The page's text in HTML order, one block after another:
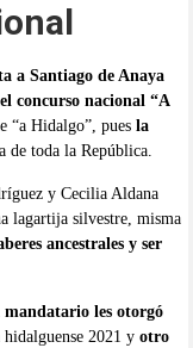
a Santiago de Anaya
concurso nacional “A
“a Hidalgo”, pues la
de toda la República.
y Cecilia Aldana
lagartija silvestre, misma
ancestrales y ser
mandatario les otorgó
2021 y otro